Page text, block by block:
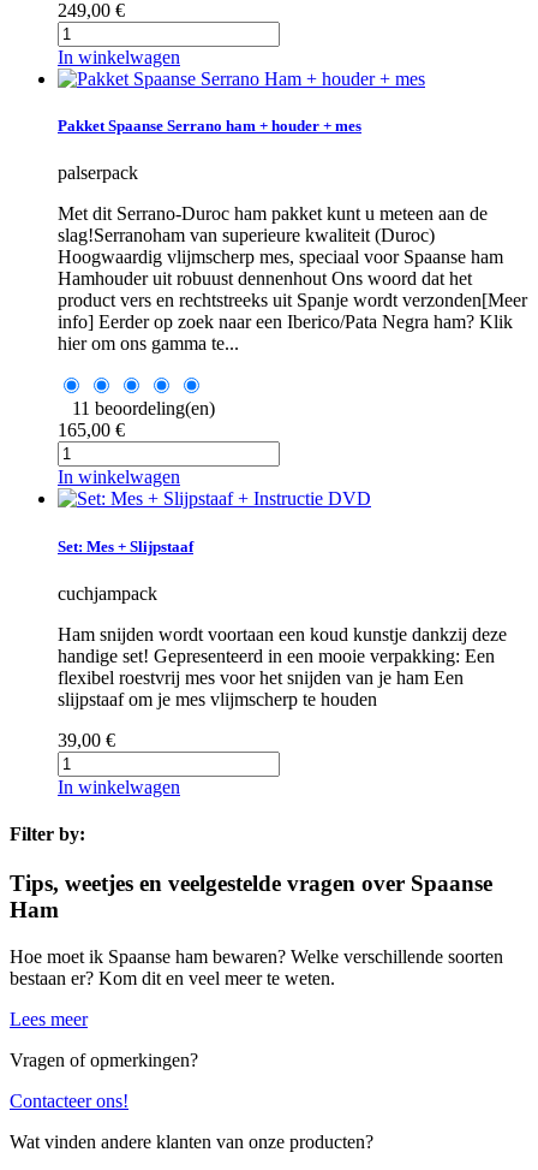
249,00 €
In winkelwagen
Pakket Spaanse Serrano ham + houder + mes
palserpack
Met dit Serrano-Duroc ham pakket kunt u meteen aan de
slag!Serranoham van superieure kwaliteit (Duroc)
Hoogwaardig vlijmscherp mes, speciaal voor Spaanse ham
Hamhouder uit robuust dennenhout Ons woord dat het
product vers en rechtstreeks uit Spanje wordt verzonden[Meer
info] Eerder op zoek naar een Iberico/Pata Negra ham? Klik
hier om ons gamma te...
11 beoordeling(en)
165,00 €
In winkelwagen
Set: Mes + Slijpstaaf
cuchjampack
Ham snijden wordt voortaan een koud kunstje dankzij deze
handige set! Gepresenteerd in een mooie verpakking: Een
flexibel roestvrij mes voor het snijden van je ham Een
slijpstaaf om je mes vlijmscherp te houden
39,00 €
In winkelwagen
Filter by:
Tips, weetjes en veelgestelde vragen over Spaanse
Ham
Hoe moet ik Spaanse ham bewaren? Welke verschillende soorten
bestaan er? Kom dit en veel meer te weten.
Lees meer
Vragen of opmerkingen?
Contacteer ons!
Wat vinden andere klanten van onze producten?